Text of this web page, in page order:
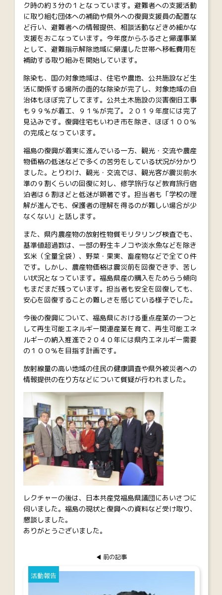
ク時の約３分の１となっています。避難者への支援活動
に取り組む団体への補助や県外への復興支援員の配置な
ど行い、避難者への情報提供、相談活動などきめ細かな
支援をおこなっています。今年度からふるさと帰還事業
として、避難指示解除地域に帰還した世帯へ移転費用を
補助する取り組みを開始しています。
除染も、国の対象地域は、住宅や農地、公共施設など生
活に関係する場所の面的な除染が完了し、対象地域の自
治体もほぼ完了してます。公共土木施設の災害復旧工事
も９９％が着工、９１％が完了。２０１９年度には完了
見込みです。復興住宅もいわき市を除き、ほぼ１００％
の完成となっています。
福島の復興が着実に進んでいる一方、観光・交流や農産
物価格の低迷などで多くの苦労をしている状況が分かり
ました。とりわけ、観光・交流では、観光客が震災前水
準の９割くらいの回復に対し、修学旅行など教育旅行宿
泊者は６割ほどと低迷が顕著です。担当者も「学校の理
解が進んでも、保護者の理解を得るのが難しい場合が少
なくない」と話します。
また、県内農産物の放射性物質モリタリング検査でも、
基準値超過数は、一部の野生キノコや淡水魚などを除き
玄米（全量全袋）、野菜・果実、畜産物などで全て０件
です。しかし、農産物価格は震災前を回復できず、苦し
い状況となっています。福島県産の購入をためらう傾向
もまだまだ残っています。担当者も安全を回復しても、
安心を回復することの難しさを感じている様子でした。
今後の復興について、福島県における重点産業の一つと
して再生可能エネルギー関連産業を育て、再生可能エネ
ルギーの納入推進で２０４０年には県内エネルギー需要
の１００％を目指す計画です。
放射線量の高い地域の住民の健康調査や県外被災者への
情報提供の在り方などについて質疑が行われました。
レクチャーの後は、日本共産党福島県議団にあいさつに
伺いました。福島の現状と復興への資料など受け取り、
懇談しました。
ありがとうございました。
前の記事
活動報告